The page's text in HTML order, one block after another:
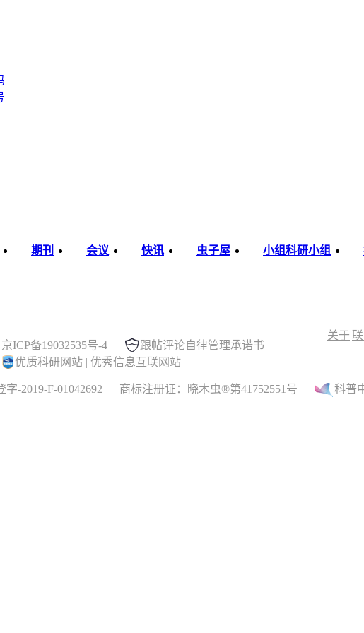
期刊 会议 快讯 虫子屋 小组科研小组
关于|
ICP备19032535号-4
跟帖评论自律管理承诺书
优质科研网站 | 优秀信息互联网站
-2019-F-01042692 商标注册证：晓木虫®第41752551号 科普